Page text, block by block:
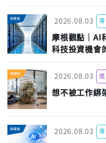
2026.08.03
摩根觀點｜AI
科技投資機會
2026.08.03
想不被工作綁
2026.08.03